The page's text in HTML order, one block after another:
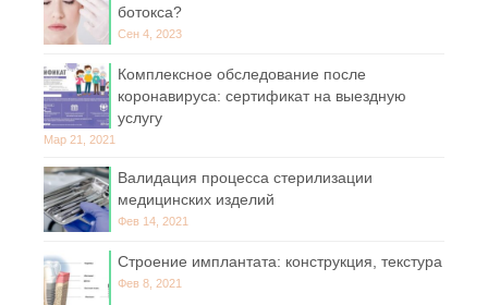
ботокса?
Сен 4, 2023
Комплексное обследование после
коронавируса: сертификат на выездную
услугу
Мар 21, 2021
Валидация процесса стерилизации
медицинских изделий
Фев 14, 2021
Строение имплантата: конструкция, текстура
Фев 8, 2021